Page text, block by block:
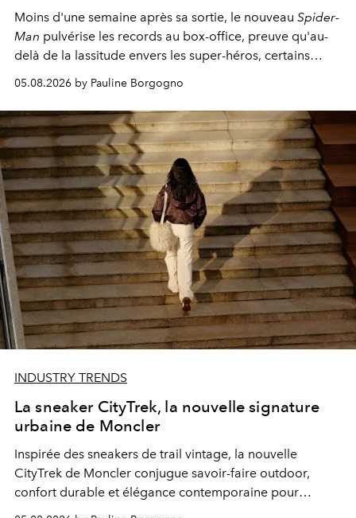
Moins d'une semaine après sa sortie, le nouveau Spider-
Man pulvérise les records au box-office, preuve qu'au-
delà de la lassitude envers les super-héros, certains
personnages continuent de susciter une ferveur intacte.
05.08.2026 by Pauline Borgogno
INDUSTRY TRENDS
La sneaker CityTrek, la nouvelle signature
urbaine de Moncler
Inspirée des sneakers de trail vintage, la nouvelle
CityTrek de Moncler conjugue savoir-faire outdoor,
confort durable et élégance contemporaine pour
accompagner les explorations du quotidien.